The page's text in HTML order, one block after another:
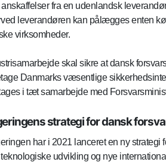
fra en udenlandsk
leverandøren kan pålægges enten
virksomheder.
skal sikre at dansk
Danmarks væsentlige
i tæt samarbejde med
strategi for dansk
har i 2021 lanceret en ny
udvikling og nye